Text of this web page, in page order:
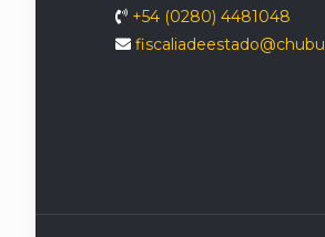
+54 (0280) 4481048